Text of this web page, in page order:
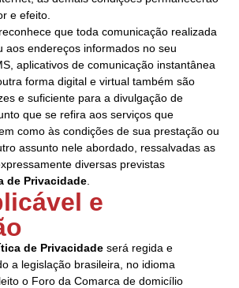
e efeito.
reconhece que toda comunicação realizada
aos endereços informados no seu
aplicativos de comunicação instantânea
forma digital e virtual também são
e suficiente para a divulgação de
que se refira aos serviços que
como às condições de sua prestação ou
assunto nele abordado, ressalvadas as
diversas previstas
de Privacidade
e
de Privacidade será regida e
a legislação brasileira, no idioma
o Foro da Comarca de domicílio